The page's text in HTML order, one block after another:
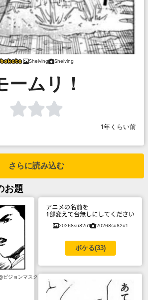
Shelving Shelving
ームリ！
1年くらい前
さらに読み込む
お題
ピジョンマスク
20268su82u1 20268su82u1
ボケる(33)